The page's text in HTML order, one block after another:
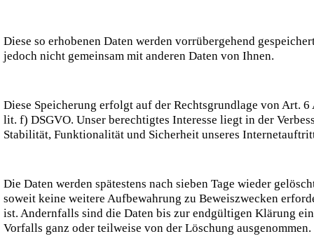
Diese so erhobenen Daten werden vorrübergehend
jedoch nicht gemeinsam mit anderen Daten von Ihnen.
Diese Speicherung erfolgt auf der Rechtsgrundlage von Art. 6
lit. f) DSGVO. Unser berechtigtes Interesse liegt in der
Stabilität, Funktionalität und Sicherheit unseres
Die Daten werden spätestens nach sieben Tage wieder
soweit keine weitere Aufbewahrung zu Beweiszwecken
ist. Andernfalls sind die Daten bis zur endgültigen Klärung
Vorfalls ganz oder teilweise von der Löschung ausgenommen.